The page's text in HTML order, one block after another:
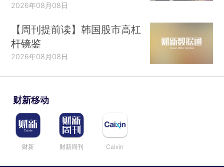
2026年08月08日
【周刊提前读】韩国股市高杠
杆镜鉴
2026年08月08日
财新移动
财新 财新周刊 Caixin